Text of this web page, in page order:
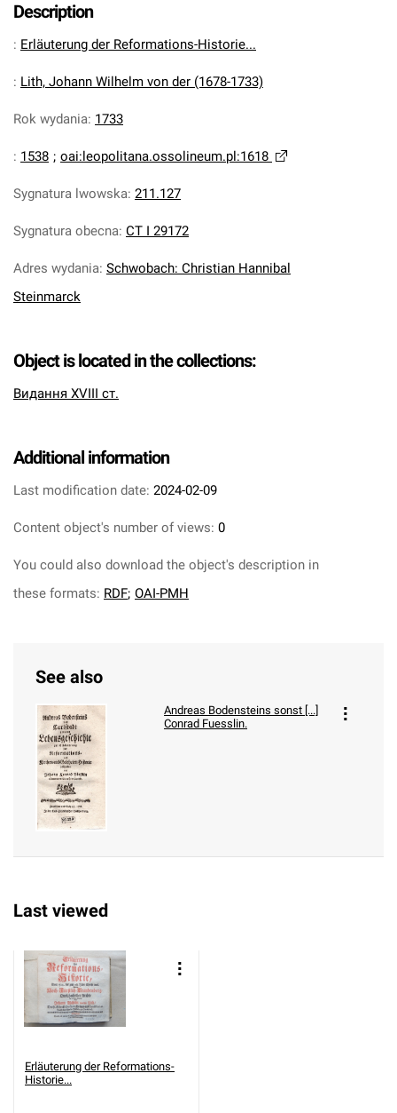
Description
: Erläuterung der Reformations-Historie...
: Lith, Johann Wilhelm von der (1678-1733)
Rok wydania: 1733
: 1538 ; oai:leopolitana.ossolineum.pl:1618
Sygnatura lwowska: 211.127
Sygnatura obecna: CT I 29172
Adres wydania: Schwobach: Christian Hannibal
Steinmarck
Object is located in the collections:
Видання XVIII ст.
Additional information
Last modification date: 2024-02-09
Content object's number of views: 0
You could also download the object's description in
these formats: RDF; OAI-PMH
See also
Andreas Bodensteins sonst [...]
Conrad Fuesslin.
Last viewed
Erläuterung der Reformations-
Historie...